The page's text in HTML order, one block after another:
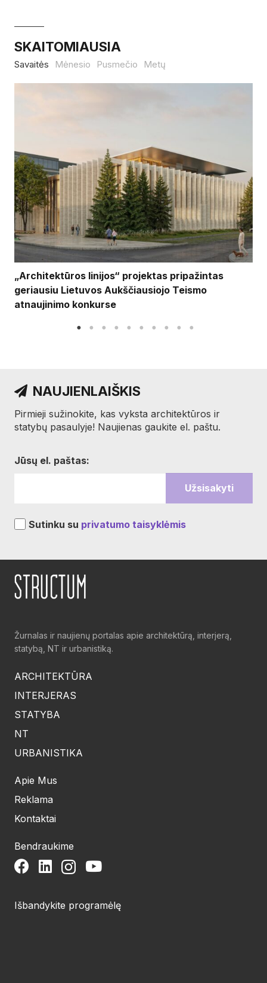
SKAITOMIAUSIA
Savaitės Mėnesio Pusmečio Metų
„Architektūros linijos“ projektas pripažintas
geriausiu Lietuvos Aukščiausiojo Teismo
atnaujinimo konkurse
NAUJIENLAIŠKIS
Pirmieji sužinokite, kas vyksta architektūros ir
statybų pasaulyje! Naujienas gaukite el. paštu.
Jūsų el. paštas:
Sutinku su privatumo taisyklėmis
Žurnalas ir naujienų portalas apie architektūrą, interjerą,
statybą, NT ir urbanistiką.
ARCHITEKTŪRA
INTERJERAS
STATYBA
NT
URBANISTIKA
Apie Mus
Reklama
Kontaktai
Bendraukime
Išbandykite programėlę